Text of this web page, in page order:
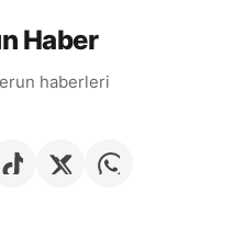
Haber
haberleri